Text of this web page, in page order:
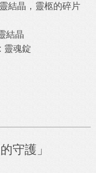
結晶， 靈柩的碎片
結晶
靈魂錠
守護」